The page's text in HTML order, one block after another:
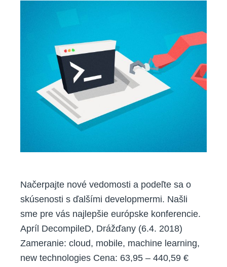
Načerpajte nové vedomosti a podeľte sa o
skúsenosti s ďalšími developmermi. Našli
sme pre vás najlepšie európske konferencie.
Apríl DecompileD, Drážďany (6.4. 2018)
Zameranie: cloud, mobile, machine learning,
new technologies Cena: 63,95 – 440,59 €